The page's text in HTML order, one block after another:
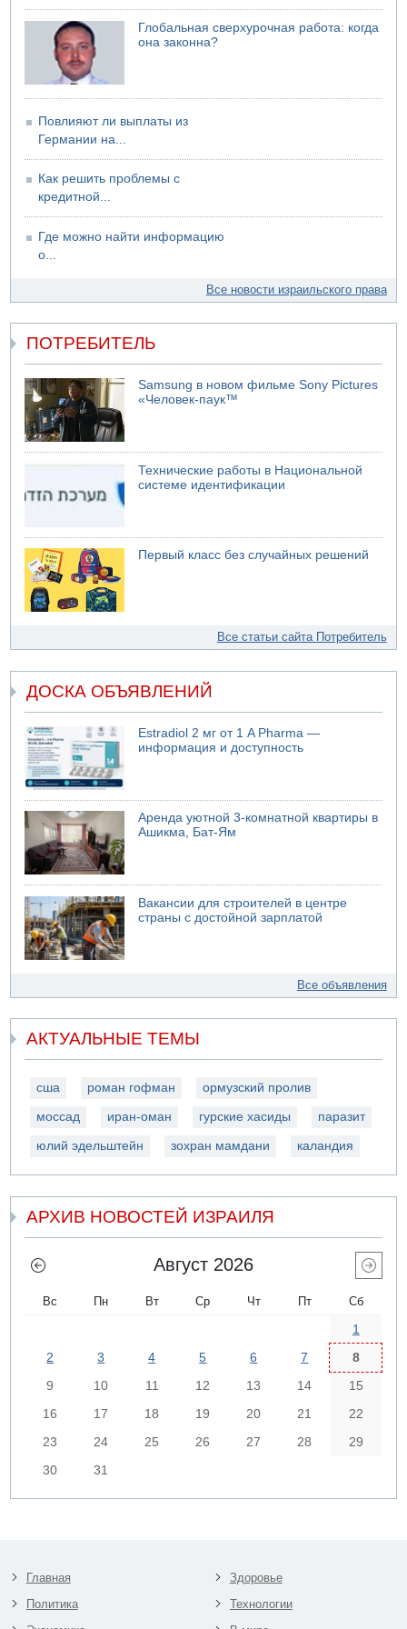
Возле Кирьят-Арбы пожар на местности
06.08.2026 12:06
США не будут давить на Израиль в вопросе Ливана
06.08.2026 11:41
Глобальная сверхурочная работа: когда
она законна?
Повлияют ли выплаты из
Германии на...
Как решить проблемы с
кредитной...
Где можно найти информацию
о...
Все новости израильского права
ПОТРЕБИТЕЛЬ
Samsung в новом фильме Sony Pictures
«Человек-паук™
Технические работы в Национальной
системе идентификации
Первый класс без случайных решений
Все статьи сайта Потребитель
ДОСКА ОБЪЯВЛЕНИЙ
Estradiol 2 мг от 1 A Pharma —
информация и доступность
Аренда уютной 3-комнатной квартиры в
Ашикма, Бат-Ям
Вакансии для строителей в центре
страны с достойной зарплатой
Все объявления
АКТУАЛЬНЫЕ ТЕМЫ
сша роман гофман ормузский пролив
моссад иран-оман гурские хасиды паразит
юлий эдельштейн зохран мамдани каландия
АРХИВ НОВОСТЕЙ ИЗРАИЛЯ
Август 2026
Вс Пн Вт Ср Чт Пт Сб
1
2
3 4 5 6 7
8
9
10 11 12 13 14
15
16
17 18 19 20 21
22
23
24 25 26 27 28
29
30
31
Главная
Политика
Здоровье
Технологии